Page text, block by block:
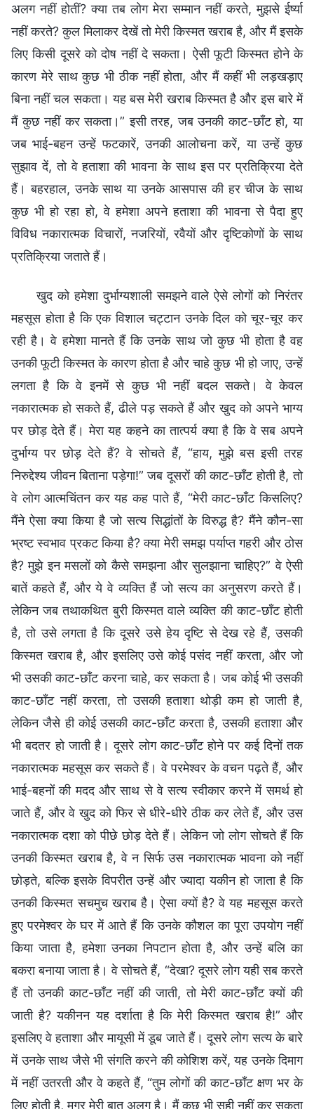
खुद को हमेशा दुर्भाग्यशाली समझने वाले ऐसे लोगों को निरंतर
महसूस होता है कि एक विशाल चट्टान उनके दिल को चूर-चूर कर
रही है। वे हमेशा मानते हैं कि उनके साथ जो कुछ भी होता है वह
उनकी फूटी किस्मत के कारण होता है और चाहे कुछ भी हो जाए, उन्हें
लगता है कि वे इनमें से कुछ भी नहीं बदल सकते। वे केवल
नकारात्मक हो सकते हैं, ढीले पड़ सकते हैं और खुद को अपने भाग्य
पर छोड़ देते हैं। मेरा यह कहने का तात्पर्य क्या है कि वे सब अपने
दुर्भाग्य पर छोड़ देते हैं? वे सोचते हैं, “हाय, मुझे बस इसी तरह
निरुद्देश्य जीवन बिताना पड़ेगा!” जब दूसरों की काट-छाँट होती है, तो
वे लोग आत्मचिंतन कर यह कह पाते हैं, “मेरी काट-छाँट किसलिए?
मैंने ऐसा क्या किया है जो सत्य सिद्धांतों के विरुद्ध है? मैंने कौन-सा
भ्रष्ट स्वभाव प्रकट किया है? क्या मेरी समझ पर्याप्त गहरी और ठोस
है? मुझे इन मसलों को कैसे समझना और सुलझाना चाहिए?” वे ऐसी
बातें कहते हैं, और ये वे व्यक्ति हैं जो सत्य का अनुसरण करते हैं।
लेकिन जब तथाकथित बुरी किस्मत वाले व्यक्ति की काट-छाँट होती
है, तो उसे लगता है कि दूसरे उसे हेय दृष्टि से देख रहे हैं, उसकी
किस्मत खराब है, और इसलिए उसे कोई पसंद नहीं करता, और जो
भी उसकी काट-छाँट करना चाहे, कर सकता है। जब कोई भी उसकी
काट-छाँट नहीं करता, तो उसकी हताशा थोड़ी कम हो जाती है,
लेकिन जैसे ही कोई उसकी काट-छाँट करता है, उसकी हताशा और
भी बदतर हो जाती है। दूसरे लोग काट-छाँट होने पर कई दिनों तक
नकारात्मक महसूस कर सकते हैं। वे परमेश्वर के वचन पढ़ते हैं, और
भाई-बहनों की मदद और साथ से वे सत्य स्वीकार करने में समर्थ हो
जाते हैं, और वे खुद को फिर से धीरे-धीरे ठीक कर लेते हैं, और उस
नकारात्मक दशा को पीछे छोड़ देते हैं। लेकिन जो लोग सोचते हैं कि
उनकी किस्मत खराब है, वे न सिर्फ उस नकारात्मक भावना को नहीं
छोड़ते, बल्कि इसके विपरीत उन्हें और ज्यादा यकीन हो जाता है कि
उनकी किस्मत सचमुच खराब है। ऐसा क्यों है? वे यह महसूस करते
हुए परमेश्वर के घर में आते हैं कि उनके कौशल का पूरा उपयोग नहीं
किया जाता है, हमेशा उनका निपटान होता है, और उन्हें बलि का
बकरा बनाया जाता है। वे सोचते हैं, “देखा? दूसरे लोग यही सब करते
हैं तो उनकी काट-छाँट नहीं की जाती, तो मेरी काट-छाँट क्यों की
जाती है? यकीनन यह दर्शाता है कि मेरी किस्मत खराब है!” और
इसलिए वे हताशा और मायूसी में डूब जाते हैं। दूसरे लोग सत्य के बारे
में उनके साथ जैसे भी संगति करने की कोशिश करें, यह उनके दिमाग
में नहीं उतरती और वे कहते हैं, “तुम लोगों की काट-छाँट क्षण भर के
लिए होती है, मगर मेरी बात अलग है। मैं कुछ भी सही नहीं कर सकता